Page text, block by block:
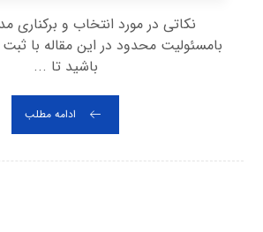
نکاتی در مورد انتخاب و برکناری
بامسئولیت محدود در این مقاله با
باشید تا ...
ادامه مطلب